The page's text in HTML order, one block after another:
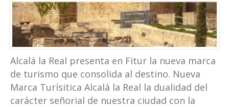
Alcalá la Real presenta en Fitur la nueva marca
de turismo que consolida al destino. Nueva
Marca Turísitica Alcalá la Real la dualidad del
carácter señorial de nuestra ciudad con la